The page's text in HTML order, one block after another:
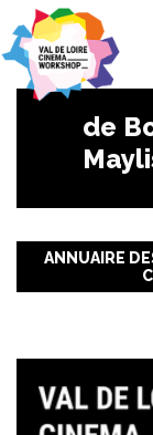
de
ANNUAIRE
Panneau de